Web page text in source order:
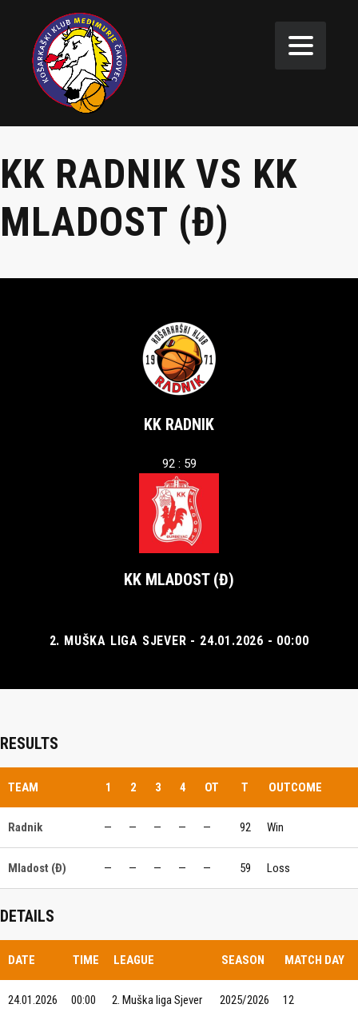
KK RADNIK VS KK
MLADOST (Đ)
KK RADNIK
92 : 59
KK MLADOST (Đ)
2. MUŠKA LIGA SJEVER - 24.01.2026 - 00:00
RESULTS
TEAM 1 2 3 4 OT T OUTCOME
Radnik — — — — — 92 Win
Mladost (Đ) — — — — — 59 Loss
DETAILS
DATE TIME LEAGUE SEASON MATCH DAY
24.01.2026 00:00 2. Muška liga Sjever 2025/2026 12